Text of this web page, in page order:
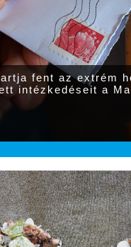
fent az extrém
intézkedéseit a